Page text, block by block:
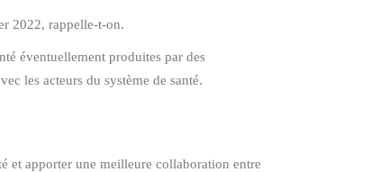
2022, rappelle-t-on.
éventuellement produites par des
les acteurs du système de santé.
et apporter une meilleure collaboration entre